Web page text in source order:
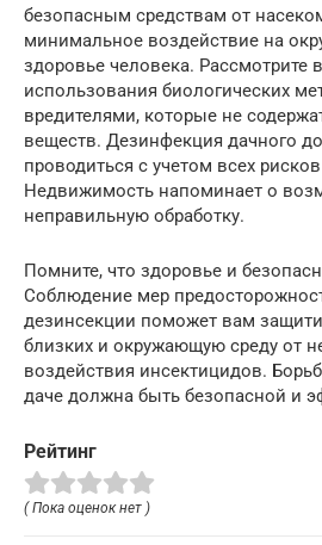
безопасным средствам от
минимальное воздействие на
здоровье человека. Рассмотрите
использования биологических
вредителями, которые не
веществ. Дезинфекция дачного
проводиться с учетом всех
Недвижимость напоминает о
неправильную обработку.
Помните, что здоровье и
Соблюдение мер
дезинсекции поможет вам
близких и окружающую среду от
воздействия инсектицидов.
даче должна быть безопасной и
Рейтинг
( Пока оценок нет )